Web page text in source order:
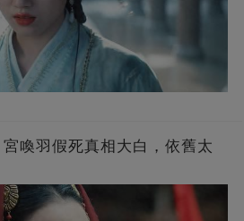
宮喚羽假死真相大白，依舊太